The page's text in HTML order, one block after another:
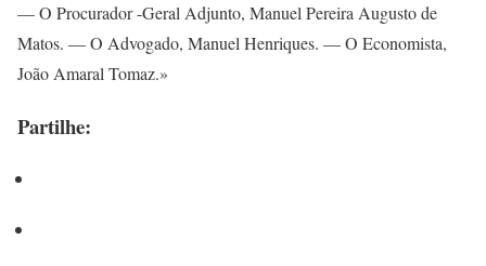
— O Procurador -Geral Adjunto, Manuel Pereira Augusto de
Matos. — O Advogado, Manuel Henriques. — O Economista,
João Amaral Tomaz.»
Partilhe: